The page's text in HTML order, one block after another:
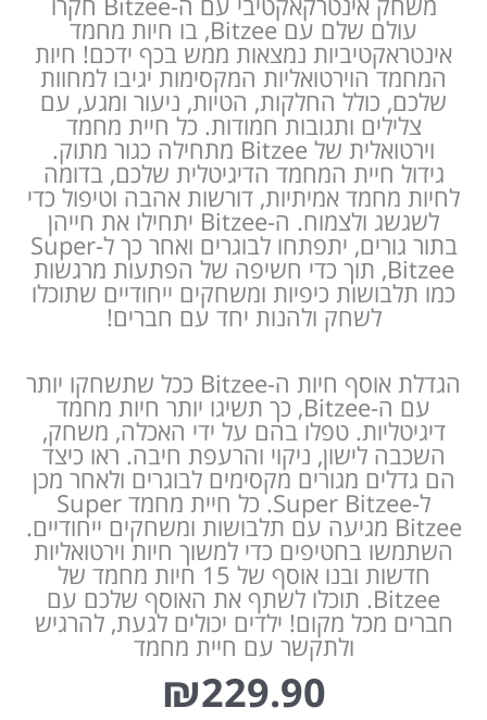
עולם שלם עם Bitzee, בו חיות מחמד
אינטראקטיביות נמצאות ממש בכף ידכם! חיות
המחמד הוירטואליות המקסימות יגיבו למחוות
שלכם, כולל החלקות, הטיות, ניעור ומגע, עם
צלילים ותגובות חמודות. כל חיית מחמד
וירטואלית של Bitzee מתחילה כגור מתוק.
גידול חיית המחמד הדיגיטלית שלכם, בדומה
לחיות מחמד אמיתיות, דורשות אהבה וטיפול כדי
לשגשג ולצמוח. ה-Bitzee יתחילו את חייהן
בתור גורים, יתפתחו לבוגרים ואחר כך ל-Super
Bitzee, תוך כדי חשיפה של הפתעות מרגשות
כמו תלבושות כיפיות ומשחקים ייחודיים שתוכלו
לשחק ולהנות יחד עם חברים!
הגדלת אוסף חיות ה-Bitzee ככל שתשחקו יותר
עם ה-Bitzee, כך תשיגו יותר חיות מחמד
דיגיטליות. טפלו בהם על ידי האכלה, משחק,
השכבה לישון, ניקוי והרעפת חיבה. ראו כיצד
הם גדלים מגורים מקסימים לבוגרים ולאחר מכן
ל-Super Bitzee. כל חיית מחמד Super
Bitzee מגיעה עם תלבושות ומשחקים ייחודיים.
השתמשו בחטיפים כדי למשוך חיות וירטואליות
חדשות ובנו אוסף של 15 חיות מחמד של
Bitzee. תוכלו לשתף את האוסף שלכם עם
חברים מכל מקום! ילדים יכולים לגעת, להרגיש
ולתקשר עם חיית מחמד
₪229.90